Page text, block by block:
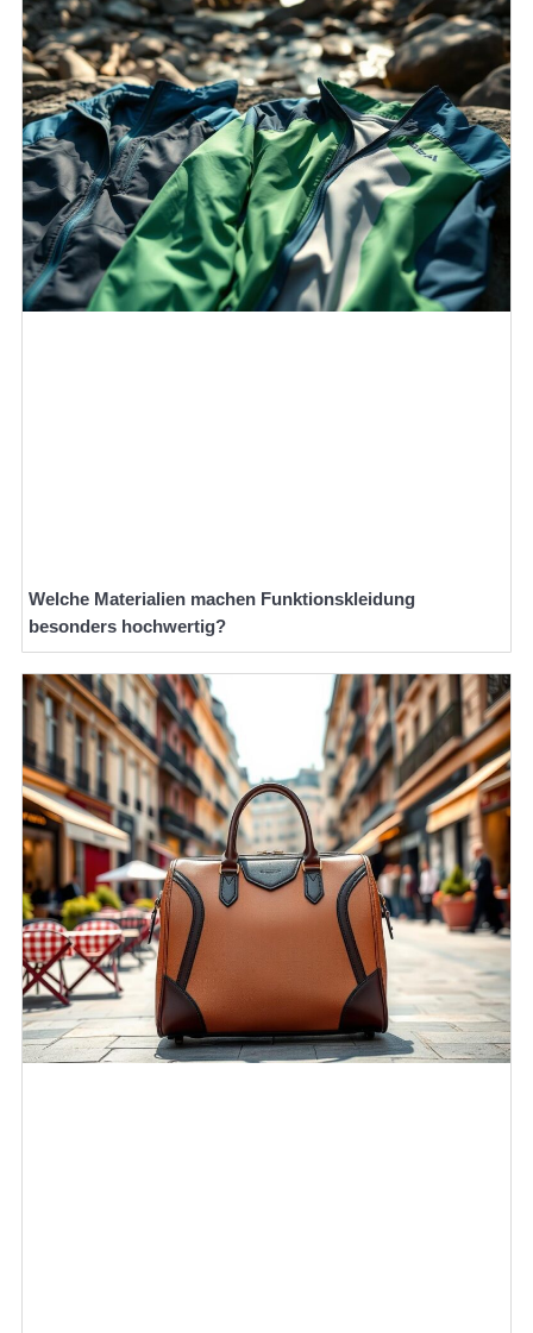
Welche Materialien machen Funktionskleidung
besonders hochwertig?